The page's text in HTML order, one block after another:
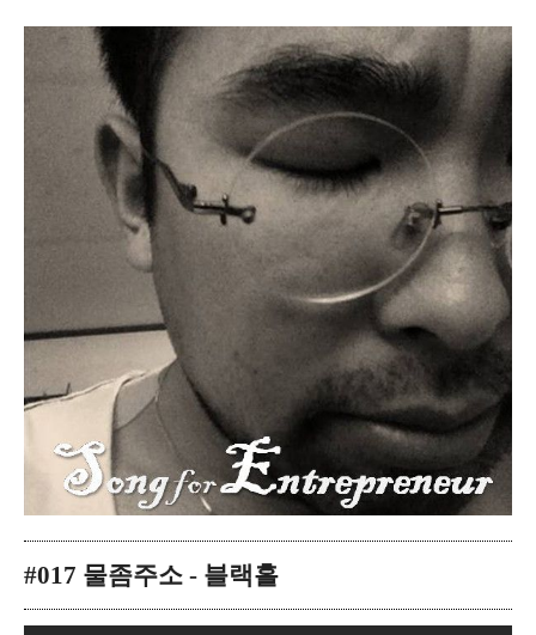
#017 물좀주소 - 블랙홀